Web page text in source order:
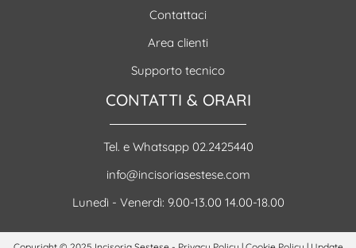
Contattaci
Area clienti
Supporto tecnico
CONTATTI & ORARI
Tel. e Whatsapp 02.2425440
info@incisoriasestese.com
Lunedì - Venerdì: 9.00-13.00 14.00-18.00